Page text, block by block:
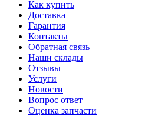
Как купить
Доставка
Гарантия
Контакты
Обратная связь
Наши склады
Отзывы
Услуги
Новости
Вопрос ответ
Оценка запчасти